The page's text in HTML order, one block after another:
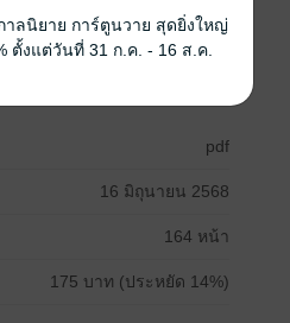
pdf
16 มิถุนายน 2568
164 หน้า
175 บาท (ประหยัด 14%)
าลนิยาย การ์ตูนวาย สุดยิ่งใหญ่
ตั้งแต่วันที่ 31 ก.ค. - 16 ส.ค.